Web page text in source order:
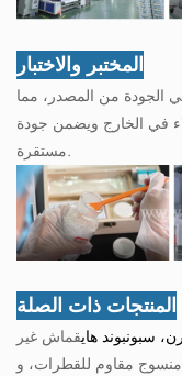
المختبر والاختبار
الجودة من المصدر، مما
في الخارج ويضمن جودة
مستقرة.
المنتجات ذات الصلة
سبونبوند هايقماش غير
منسوج مقاوم للقطرات، وSMMS غير منسوج مسعور، وشريط أمامي،